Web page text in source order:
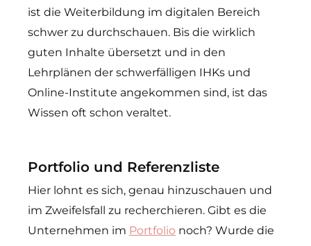
ist die Weiterbildung im digitalen Bereich
schwer zu durchschauen. Bis die wirklich
guten Inhalte übersetzt und in den
Lehrplänen der schwerfälligen IHKs und
Online-Institute angekommen sind, ist das
Wissen oft schon veraltet.
Portfolio und Referenzliste
Hier lohnt es sich, genau hinzuschauen und
im Zweifelsfall zu recherchieren. Gibt es die
Unternehmen im Portfolio noch? Wurde die